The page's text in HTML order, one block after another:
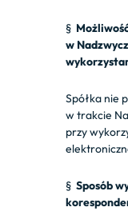
§
w
Spółka nie
w trakcie
przy
§Sposób